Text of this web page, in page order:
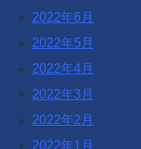
2022年6月
2022年5月
2022年4月
2022年3月
2022年2月
2022年1月